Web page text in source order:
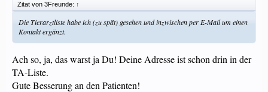
Zitat von 3Freunde: ↑
Die Tierarztliste habe ich (zu spät) gesehen und inzwischen per E-Mail um einen
Kontakt ergänzt.
Ach so, ja, das warst ja Du! Deine Adresse ist schon drin in der
TA-Liste.
Gute Besserung an den Patienten!